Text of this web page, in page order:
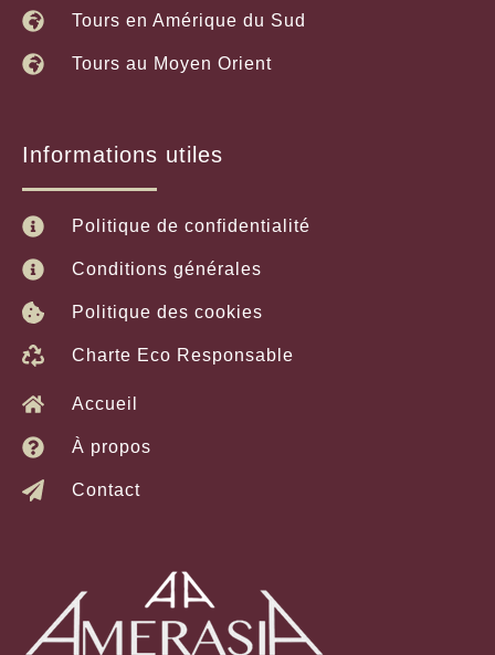
Tours en Amérique du Sud
Tours au Moyen Orient
Informations utiles
Politique de confidentialité
Conditions générales
Politique des cookies
Charte Eco Responsable
Accueil
À propos
Contact